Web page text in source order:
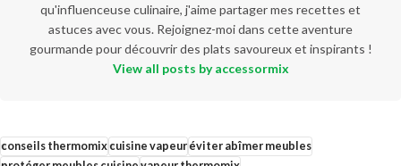
qu'influenceuse culinaire, j'aime partager mes recettes et
astuces avec vous. Rejoignez-moi dans cette aventure
gourmande pour découvrir des plats savoureux et inspirants !
View all posts by accessormix
conseils thermomixcuisine vapeuréviter abîmer meubles